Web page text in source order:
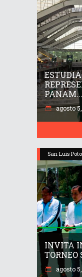
PANAM...
agosto
San Luis
INVITA
agosto